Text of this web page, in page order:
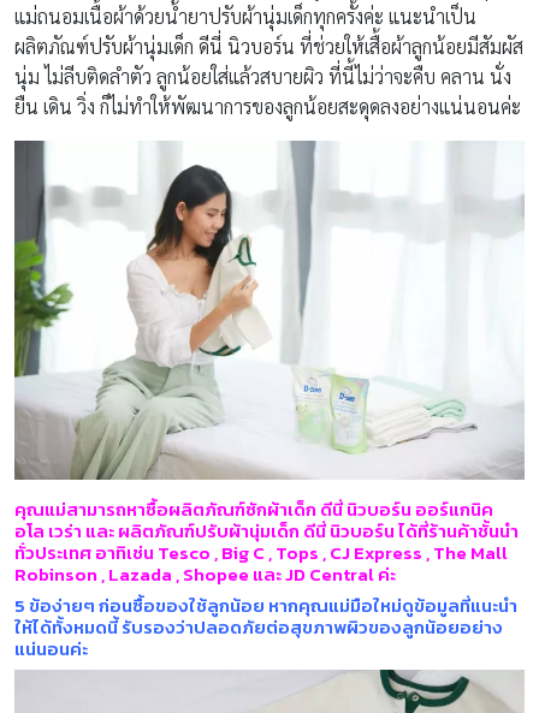
แม่ถนอมเนื้อผ้าด้วยน้ำยาปรับผ้านุ่มเด็กทุกครั้งค่ะ แนะนำเป็น
ผลิตภัณฑ์ปรับผ้านุ่มเด็ก ดีนี่ นิวบอร์น ที่ช่วยให้เสื้อผ้าลูกน้อยมีสัมผัส
นุ่ม ไม่ลีบติดลำตัว ลูกน้อยใส่แล้วสบายผิว ที่นี้ไม่ว่าจะคืบ คลาน นั่ง
ยืน เดิน วิ่ง ก็ไม่ทำให้พัฒนาการของลูกน้อยสะดุดลงอย่างแน่นอนค่ะ
คุณแม่สามารถหาซื้อผลิตภัณฑ์ซักผ้าเด็ก ดีนี่ นิวบอร์น ออร์แกนิค
อโล เวร่า และ ผลิตภัณฑ์ปรับผ้านุ่มเด็ก ดีนี่ นิวบอร์น ได้ที่ร้านค้าชั้นนำ
ทั่วประเทศ อาทิเช่น Tesco , Big C , Tops , CJ Express , The Mall
Robinson , Lazada , Shopee และ JD Central ค่ะ
5 ข้อง่ายๆ ก่อนซื้อของใช้ลูกน้อย หากคุณแม่มือใหม่ดูข้อมูลที่แนะนำ
ให้ได้ทั้งหมดนี้ รับรองว่าปลอดภัยต่อสุขภาพผิวของลูกน้อยอย่าง
แน่นอนค่ะ